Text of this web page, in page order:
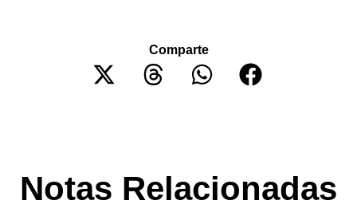
Comparte
Notas Relacionadas